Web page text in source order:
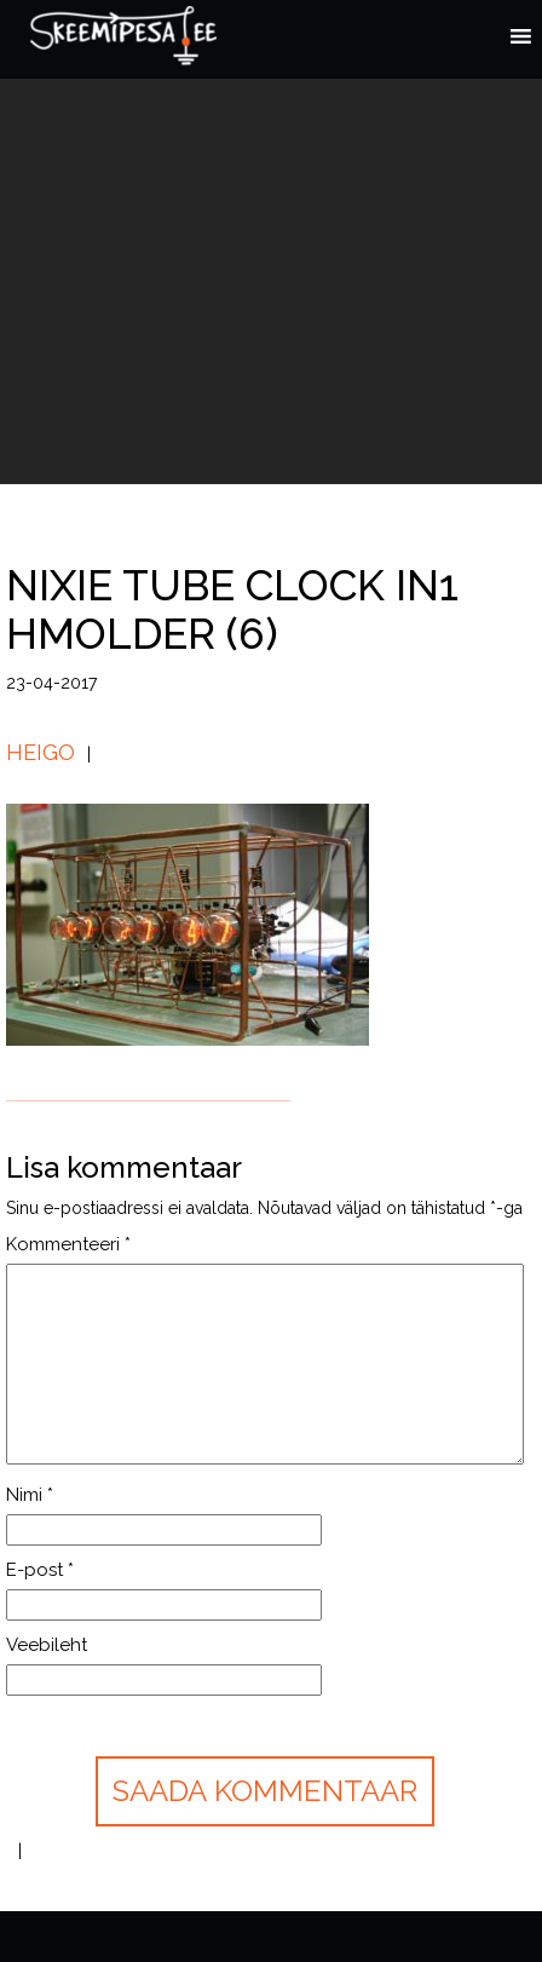
NIXIE TUBE CLOCK IN1
HMOLDER (6)
23-04-2017
HEIGO
Lisa kommentaar
Sinu e-postiaadressi ei avaldata. Nõutavad väljad on tähistatud *-ga
Kommenteeri *
Nimi *
E-post *
Veebileht